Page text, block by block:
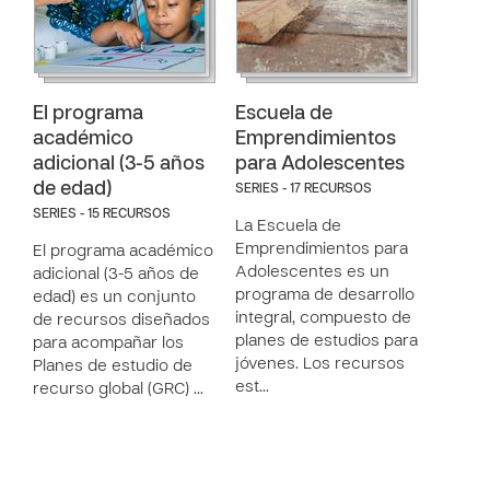
El programa
académico
adicional (3-5 años
de edad)
SERIES - 15 RECURSOS
El programa académico
adicional (3-5 años de
edad) es un conjunto
de recursos diseñados
para acompañar los
Planes de estudio de
recurso global (GRC) …
Escuela de
Emprendimientos
para Adolescentes
SERIES - 17 RECURSOS
La Escuela de
Emprendimientos para
Adolescentes es un
programa de desarrollo
integral, compuesto de
planes de estudios para
jóvenes. Los recursos
est…